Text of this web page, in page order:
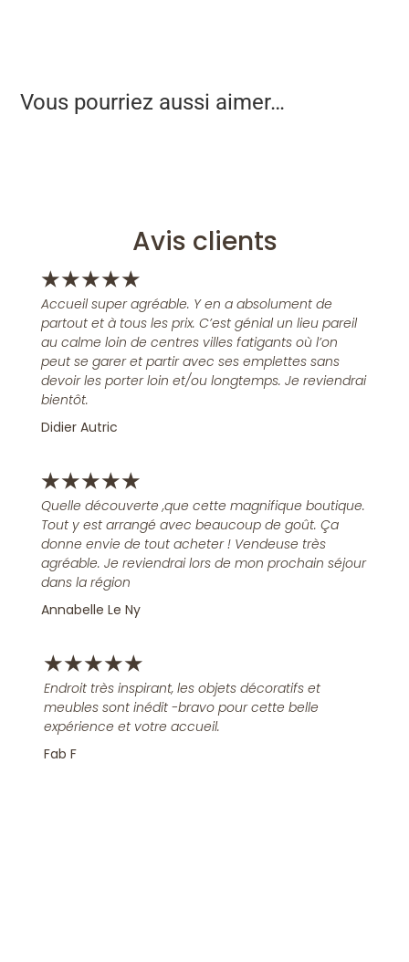
Vous pourriez aussi aimer…
Avis clients
★★★★★
Accueil super agréable. Y en a absolument de
partout et à tous les prix. C’est génial un lieu pareil
au calme loin de centres villes fatigants où l’on
peut se garer et partir avec ses emplettes sans
devoir les porter loin et/ou longtemps. Je reviendrai
bientôt.
Didier Autric
★★★★★
Quelle découverte ,que cette magnifique boutique.
Tout y est arrangé avec beaucoup de goût. Ça
donne envie de tout acheter ! Vendeuse très
agréable. Je reviendrai lors de mon prochain séjour
dans la région
Annabelle Le Ny
★★★★★
Endroit très inspirant, les objets décoratifs et
meubles sont inédit -bravo pour cette belle
expérience et votre accueil.
Fab F